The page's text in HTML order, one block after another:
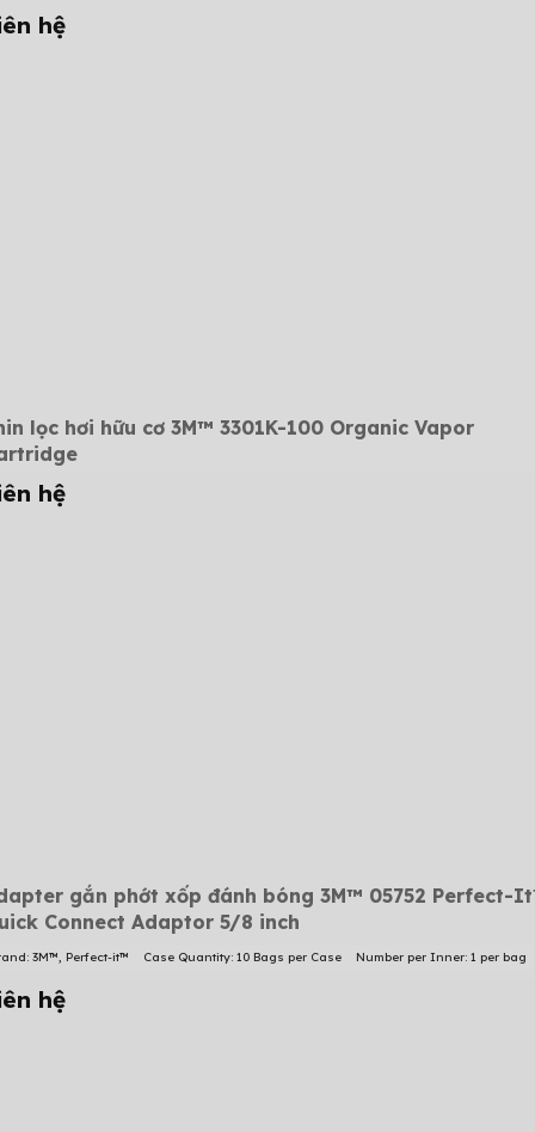
hệ
lọc hơi hữu cơ 3M™ 3301K-100 Organic Vapor
hệ
gắn phớt xốp đánh bóng 3M™ 05752 Perfect-
Connect Adaptor 5/8 inch
3M™, Perfect-it™ Case Quantity: 10 Bags per Case Number per Inner: 1 per bag
hệ